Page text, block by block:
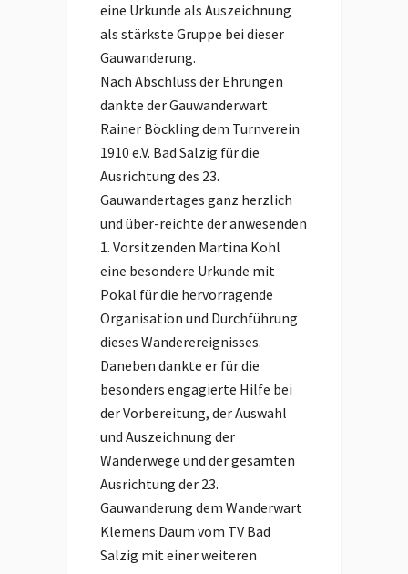
eine Urkunde als Auszeichnung
als stärkste Gruppe bei dieser
Gauwanderung.
Nach Abschluss der Ehrungen
dankte der Gauwanderwart
Rainer Böckling dem Turnverein
1910 e.V. Bad Salzig für die
Ausrichtung des 23.
Gauwandertages ganz herzlich
und über-reichte der anwesenden
1. Vorsitzenden Martina Kohl
eine besondere Urkunde mit
Pokal für die hervorragende
Organisation und Durchführung
dieses Wanderereignisses.
Daneben dankte er für die
besonders engagierte Hilfe bei
der Vorbereitung, der Auswahl
und Auszeichnung der
Wanderwege und der gesamten
Ausrichtung der 23.
Gauwanderung dem Wanderwart
Klemens Daum vom TV Bad
Salzig mit einer weiteren